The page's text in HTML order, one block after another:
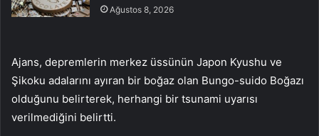
Ağustos 8, 2026
Ajans, depremlerin merkez üssünün Japon Kyushu ve
Şikoku adalarını ayıran bir boğaz olan Bungo-suido Boğazı
olduğunu belirterek, herhangi bir tsunami uyarısı
verilmediğini belirtti.